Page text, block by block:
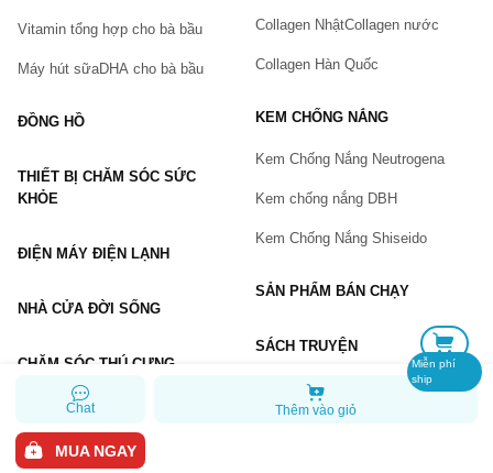
Chat Thêm vào giỏ
MUA NGAY
Miễn phí
ship
Vấn đề(*)
GỬI BÁO LỖI
Vitamin tổng hợp cho bà bầu
Máy hút sữaDHA cho bà bầu
ĐỒNG HỒ
THIẾT BỊ CHĂM SÓC SỨC
KHỎE
ĐIỆN MÁY ĐIỆN LẠNH
NHÀ CỬA ĐỜI SỐNG
CHĂM SÓC THÚ CƯNG
Collagen NhậtCollagen nước
Collagen Hàn Quốc
KEM CHỐNG NẮNG
Kem Chống Nắng Neutrogena
Kem chống nắng DBH
Kem Chống Nắng Shiseido
SẢN PHẨM BÁN CHẠY
SÁCH TRUYỆN